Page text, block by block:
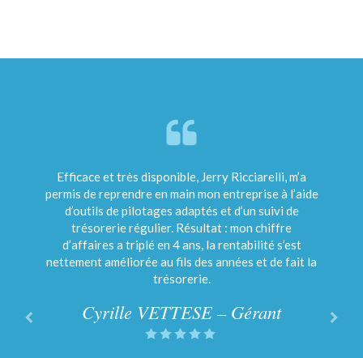
Nous sommes une entreprise de peinture et
décoration implantée à Bormes les Mimosas depuis
20 ans. Les débuts de notre activité ont connu de
façon récurrente des difficultés de gestion et de
trésorerie. Nous avons contacté Mr Ricciarelli
pour voir les solutions qu’il pouvait nous apporter
pour anticiper ces problèmes et pouvoir gérer au
nous travaillons ensemble, son professionnalisme
et ses conseils nous ont permis de développer
Efficace et très disponible, Jerry Ricciarelli, m’a
permis de reprendre en main mon entreprise à l’aide
d’outils de pilotages adaptés et d’un suivi de
trésorerie régulier. Résultat : mon chiffre
d’affaires a triplé en 4 ans, la rentabilité s’est
nettement améliorée au fils des années et de fait la
trésorerie.
Cyrille VETTESE – Gérant
Jerry Ricciarelli pose des diagnostics clairs sur
l’état de l’entreprise et propose des moyens de
pilotage performants.
Manon CLOUTIER – Gérante